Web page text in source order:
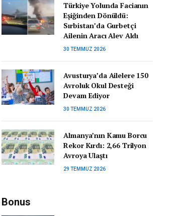
Türkiye Yolunda Facianın
Eşiğinden Dönüldü:
Sırbistan’da Gurbetçi
Ailenin Aracı Alev Aldı
30 TEMMUZ 2026
Avusturya’da Ailelere 150
Avroluk Okul Desteği
Devam Ediyor
30 TEMMUZ 2026
Almanya’nın Kamu Borcu
Rekor Kırdı: 2,66 Trilyon
Avroya Ulaştı
29 TEMMUZ 2026
Bonus